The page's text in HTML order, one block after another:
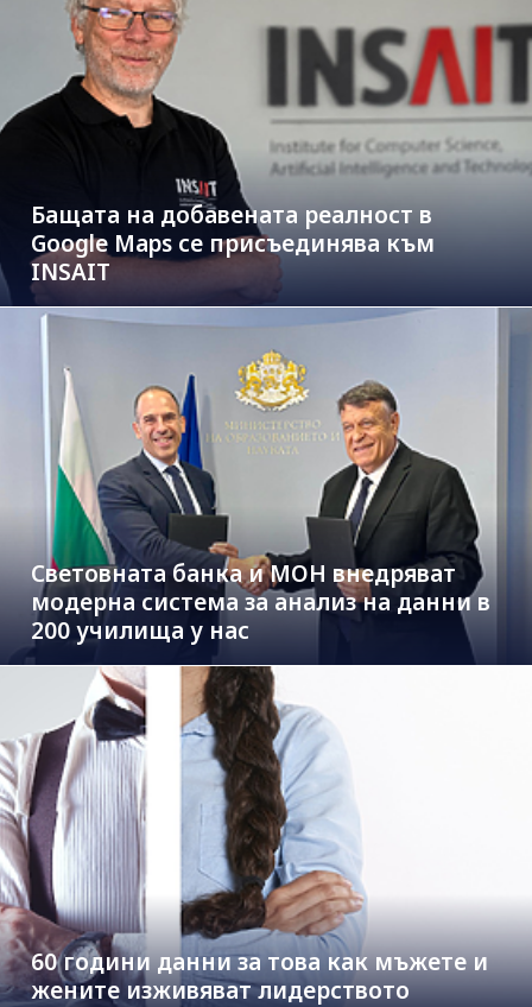
Бащата на добавената реалност в
Google Maps се присъединява към
INSAIT
Световната банка и МОН внедряват
модерна система за анализ на данни в
200 училища у нас
60 години данни за това как мъжете и
жените изживяват лидерството